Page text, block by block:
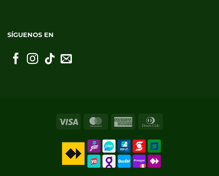
SÍGUENOS EN
Visa MasterCardAmerican